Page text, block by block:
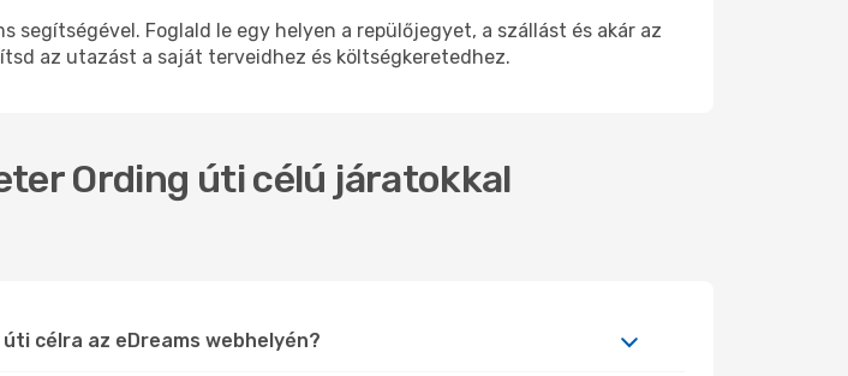
Foglald le egy helyen a repülőjegyet, a szállást és akár az
az utazást a saját terveidhez és költségkeretedhez.
Ording úti célú járatokkal
célra az eDreams webhelyén?